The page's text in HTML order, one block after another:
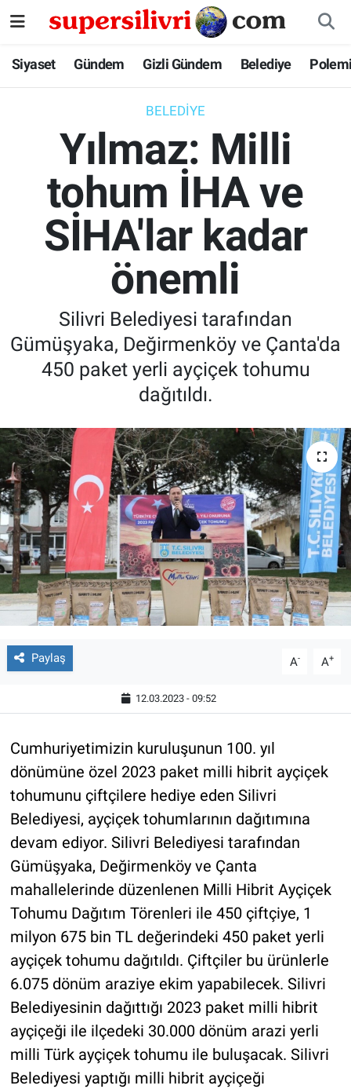
Siyaset Gündem Gizli Gündem Belediye
BELEDIYE
Yılmaz: Milli
tohum İHA ve
SİHA'lar kadar
önemli
Silivri Belediyesi tarafından
Gümüşyaka, Değirmenköy ve Çanta'da
450 paket yerli ayçiçek tohumu
dağıtıldı.
Paylaş A- A+
12.03.2023 - 09:52
Cumhuriyetimizin kuruluşunun 100. yıl
dönümüne özel 2023 paket milli hibrit ayçiçek
tohumunu çiftçilere hediye eden Silivri
Belediyesi, ayçiçek tohumlarının dağıtımına
devam ediyor. Silivri Belediyesi tarafından
Gümüşyaka, Değirmenköy ve Çanta
mahallelerinde düzenlenen Milli Hibrit Ayçiçek
Tohumu Dağıtım Törenleri ile 450 çiftçiye, 1
milyon 675 bin TL değerindeki 450 paket yerli
ayçiçek tohumu dağıtıldı. Çiftçiler bu ürünlerle
6.075 dönüm araziye ekim yapabilecek. Silivri
Belediyesinin dağıttığı 2023 paket milli hibrit
ayçiçeği ile ilçedeki 30.000 dönüm arazi yerli
milli Türk ayçiçek tohumu ile buluşacak. Silivri
Belediyesi yaptığı milli hibrit ayçiçeği
Siyaset
Gizli Gündem
Belediye
Polemik
İstanbul Nöbetçi Eczaneler
İstanbul Namaz Vakitleri
İstanbul Trafik Yoğunluk Haritası
Süper Lig Puan Durumu ve Fikstür
Tüm Manşetler
Haber Arşivi